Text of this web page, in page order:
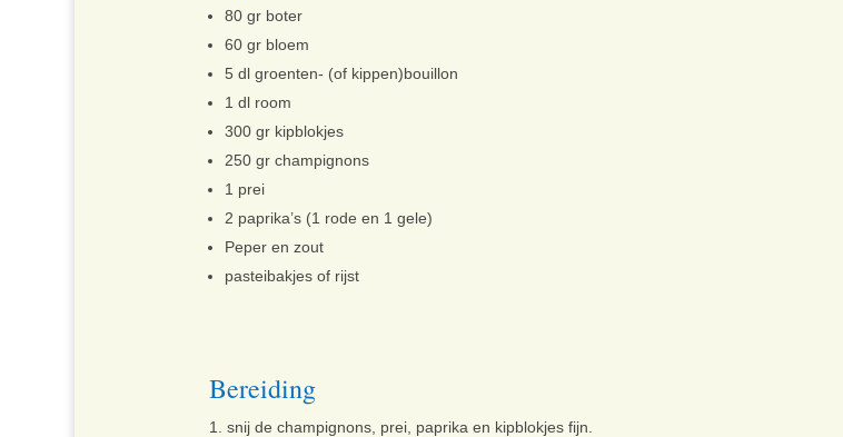
80 gr boter
60 gr bloem
5 dl groenten- (of kippen)bouillon
1 dl room
300 gr kipblokjes
250 gr champignons
1 prei
2 paprika’s (1 rode en 1 gele)
Peper en zout
pasteibakjes of rijst
Bereiding
snij de champignons, prei, paprika en kipblokjes fijn.